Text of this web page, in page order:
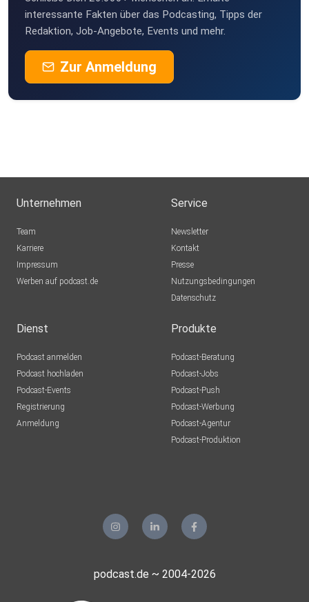
interessante Fakten über das Podcasting, Tipps der
Redaktion, Job-Angebote, Events und mehr.
Zur Anmeldung
Unternehmen
Team
Karriere
Impressum
Werben auf podcast.de
Service
Newsletter
Kontakt
Presse
Nutzungsbedingungen
Datenschutz
Dienst
Podcast anmelden
Podcast hochladen
Podcast-Events
Registrierung
Anmeldung
Produkte
Podcast-Beratung
Podcast-Jobs
Podcast-Push
Podcast-Werbung
Podcast-Agentur
Podcast-Produktion
podcast.de ~ 2004-2026